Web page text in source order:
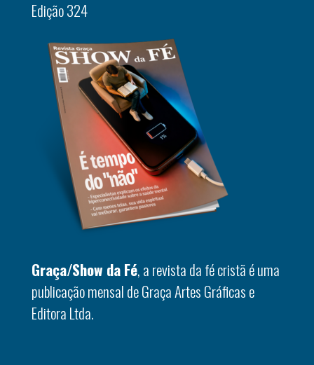
Edição 324
Graça/Show da Fé, a revista da fé cristã é uma
publicação mensal de Graça Artes Gráficas e
Editora Ltda.